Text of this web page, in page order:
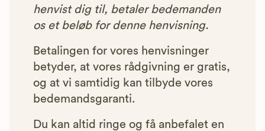
henvist dig til, betaler bedemanden
os et beløb for denne henvisning.
Betalingen for vores henvisninger
betyder, at vores rådgivning er gratis,
og at vi samtidig kan tilbyde vores
bedemandsgaranti.
Du kan altid ringe og få anbefalet en